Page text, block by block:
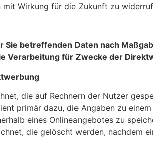
Wirkung für die Zukunft zu
betreffenden Daten nach
Verarbeitung für Zwecke der
die auf Rechnern der Nutzer
primär dazu, die Angaben zu
eines Onlineangebotes zu
die gelöscht werden, nachdem